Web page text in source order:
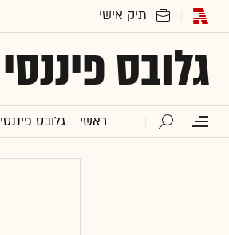
גלובס פיננסי
ראשי גלובס פיננסי